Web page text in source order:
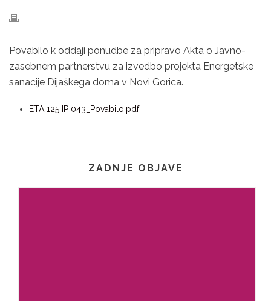
Povabilo k oddaji ponudbe za pripravo Akta o Javno-
zasebnem partnerstvu za izvedbo projekta Energetske
sanacije Dijaškega doma v Novi Gorica.
ETA 125 IP 043_Povabilo.pdf
ZADNJE OBJAVE